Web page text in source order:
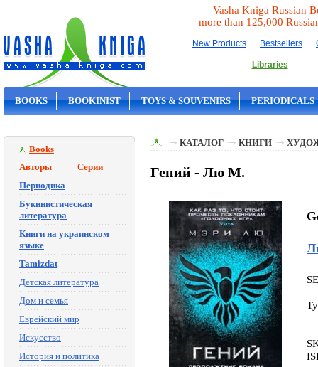
Vasha Kniga Russian
more than 125,000
New Products | Bestsellers |
Libraries
BOOKS BOOKINIST TOYS & SOUVENIRS PERIODICALS
Books
Авторы
Серии
Периодика
Букинистическая
литература
Книги на украинском
языке
Tamizdat
Детская литература
Дом и семья
Еврейский мир
Искусство
История и политика
КАТАЛОГ КНИГИ
Гений - Лю М.